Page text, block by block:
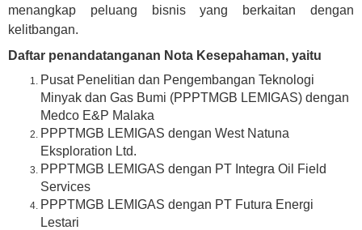
menangkap peluang bisnis yang berkaitan dengan
kelitbangan.
Daftar penandatanganan Nota Kesepahaman, yaitu
Pusat Penelitian dan Pengembangan Teknologi
Minyak dan Gas Bumi (PPPTMGB LEMIGAS) dengan
Medco E&P Malaka
PPPTMGB LEMIGAS dengan West Natuna
Eksploration Ltd.
PPPTMGB LEMIGAS dengan PT Integra Oil Field
Services
PPPTMGB LEMIGAS dengan PT Futura Energi
Lestari